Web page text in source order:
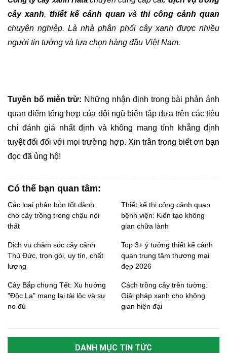
cây xanh, thiết kế cảnh quan và thi công cảnh quan
chuyên nghiệp. Là nhà phân phối cây xanh được nhiều
người tin tưởng và lựa chọn hàng đầu Việt Nam.
Tuyên bố miễn trừ: Những nhận định trong bài phản ánh
quan điểm tổng hợp của đội ngũ biên tập dựa trên các tiêu
chí đánh giá nhất định và không mang tính khẳng định
tuyệt đối đối với mọi trường hợp. Xin trân trọng biết ơn bạn
đọc đã ủng hộ!
Có thể bạn quan tâm:
Các loại phân bón tốt dành
cho cây trồng trong chậu nội
thất
Thiết kế thi công cảnh quan
bệnh viện: Kiến tạo không
gian chữa lành
Dịch vụ chăm sóc cây cảnh
Thủ Đức, trọn gói, uy tín, chất
lượng
Top 3+ ý tưởng thiết kế cảnh
quan trung tâm thương mại
đẹp 2026
Cây Bắp chưng Tết: Xu hướng
"Độc Lạ" mang lại tài lộc và sự
no đủ
Cách trồng cây trên tường:
Giải pháp xanh cho không
gian hiện đại
DANH MỤC TIN TỨC